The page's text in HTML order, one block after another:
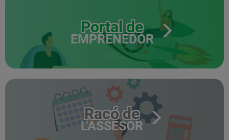
Portal de
EMPRENEDOR
Racó de
L'ASSESOR